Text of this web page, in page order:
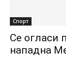
Спорт
Се огласи
нападна